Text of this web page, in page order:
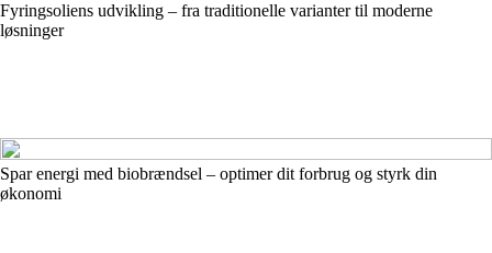
Fyringsoliens udvikling – fra traditionelle varianter til moderne
løsninger
Spar energi med biobrændsel – optimer dit forbrug og styrk din
økonomi